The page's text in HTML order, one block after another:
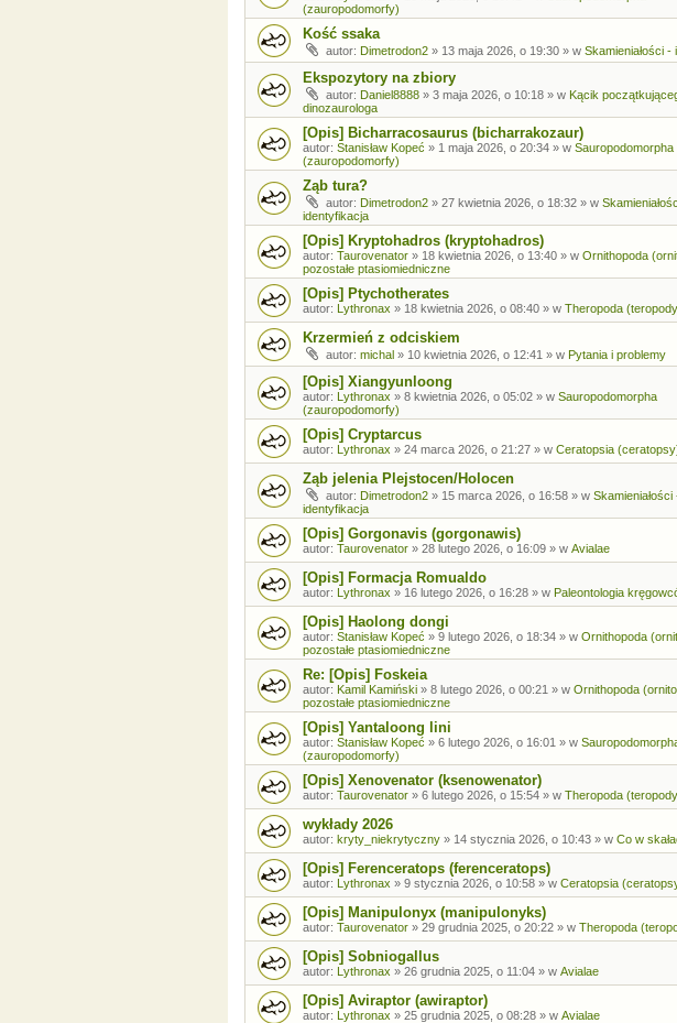
(zauropodomorfy)
Kość ssaka
autor: Dimetrodon2 » 13 maja 2026, o 19:30 » w Skamieniałości -
Ekspozytory na zbiory
autor: Daniel8888 » 3 maja 2026, o 10:18 » w Kącik
dinozaurologa
[Opis] Bicharracosaurus (bicharrakozaur)
autor: Stanisław Kopeć » 1 maja 2026, o 20:34 » w Sauropodomorpha
(zauropodomorfy)
Ząb tura?
autor: Dimetrodon2 » 27 kwietnia 2026, o 18:32 » w
identyfikacja
[Opis] Kryptohadros (kryptohadros)
autor: Taurovenator » 18 kwietnia 2026, o 13:40 » w Ornithopoda
pozostałe ptasiomiedniczne
[Opis] Ptychotherates
autor: Lythronax » 18 kwietnia 2026, o 08:40 » w Theropoda
Krzermień z odciskiem
autor: michal » 10 kwietnia 2026, o 12:41 » w Pytania i problemy
[Opis] Xiangyunloong
autor: Lythronax » 8 kwietnia 2026, o 05:02 » w Sauropodomorpha
(zauropodomorfy)
[Opis] Cryptarcus
autor: Lythronax » 24 marca 2026, o 21:27 » w Ceratopsia
Ząb jelenia Plejstocen/Holocen
autor: Dimetrodon2 » 15 marca 2026, o 16:58 » w Skamieniałości
identyfikacja
[Opis] Gorgonavis (gorgonawis)
autor: Taurovenator » 28 lutego 2026, o 16:09 » w Avialae
[Opis] Formacja Romualdo
autor: Lythronax » 16 lutego 2026, o 16:28 » w Paleontologia
[Opis] Haolong dongi
autor: Stanisław Kopeć » 9 lutego 2026, o 18:34 » w Ornithopoda
pozostałe ptasiomiedniczne
Re: [Opis] Foskeia
autor: Kamil Kamiński » 8 lutego 2026, o 00:21 » w Ornithopoda
pozostałe ptasiomiedniczne
[Opis] Yantaloong lini
autor: Stanisław Kopeć » 6 lutego 2026, o 16:01 » w
(zauropodomorfy)
[Opis] Xenovenator (ksenowenator)
autor: Taurovenator » 6 lutego 2026, o 15:54 » w Theropoda
wykłady 2026
autor: kryty_niekrytyczny » 14 stycznia 2026, o 10:43 » w Co w
[Opis] Ferenceratops (ferenceratops)
autor: Lythronax » 9 stycznia 2026, o 10:58 » w Ceratopsia
[Opis] Manipulonyx (manipulonyks)
autor: Taurovenator » 29 grudnia 2025, o 20:22 » w Theropoda
[Opis] Sobniogallus
autor: Lythronax » 26 grudnia 2025, o 11:04 » w Avialae
[Opis] Aviraptor (awiraptor)
autor: Lythronax » 25 grudnia 2025, o 08:28 » w Avialae